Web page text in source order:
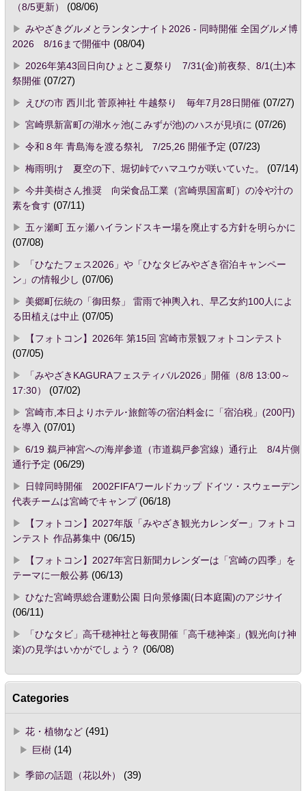
（8/5更新）
(08/06)
みやざきグルメとランタンナイト2026 - 同時開催 全国グルメ博
2026 8/16まで開催中 (08/04)
2026年第43回日向ひょとこ夏祭り 7/31(金)前夜祭、8/1(土)本
祭開催(07/27)
えびの市 西川北 菅原神社 牛越祭り 毎年7月28日開催(07/27)
宮崎県新富町の湖水ヶ池(こみずが池)のハスが見頃に (07/26)
令和８年 青島海を渡る祭礼 7/25,26 開催予定 (07/23)
梅雨明け 夏空の下、堀切峠でハマユウが咲いていた。
(07/14)
今井美樹さん推奨 向栄食品工業（宮崎県国富町）の冷や汁の
素を食す (07/11)
五ヶ瀬町 五ヶ瀬ハイランドスキー場を廃止する方針を明らかに
(07/08)
「ひなたフェス2026」や「ひなタビみやざき宿泊キャンペー
ン」の情報少し (07/06)
美郷町伝統の「御田祭」 雷雨で神輿入れ、早乙女約100人によ
る田植えは中止 (07/05)
【フォトコン】2026年 第15回 宮崎市景観フォトコンテスト
(07/05)
「みやざきKAGURAフェスティバル2026」開催（8/8 13:00～
17:30）
(07/02)
宮崎市,本日よりホテル･旅館等の宿泊料金に「宿泊税」(200円)
を導入 (07/01)
6/19 鵜戸神宮への海岸参道（市道鵜戸参宮線）通行止 8/4片側
通行予定 (06/29)
日韓同時開催 2002FIFAワールドカップ ドイツ・スウェーデン
代表チームは宮崎でキャンプ(06/18)
【フォトコン】2027年版「みやざき観光カレンダー」フォトコ
ンテスト 作品募集中 (06/15)
【フォトコン】2027年宮日新聞カレンダーは「宮崎の四季」を
テーマに一般公募 (06/13)
ひなた宮崎県総合運動公園 日向景修園(日本庭園)のアジサイ
(06/11)
「ひなタビ」高千穂神社と毎夜開催「高千穂神楽」(観光向け神
楽)の見学はいかがでしょう？ (06/08)
Categories
花・植物など(491)
巨樹(14)
季節の話題（花以外）
(39)